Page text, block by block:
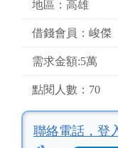
地區：高雄
借錢會員：峻傑
需求金額:5萬
點閱人數：70
聯絡電話， 登